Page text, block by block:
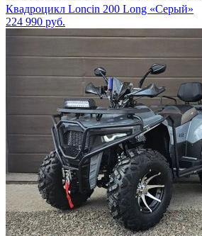
Квадроцикл Loncin 200 Long «Серый»
224 990 руб.